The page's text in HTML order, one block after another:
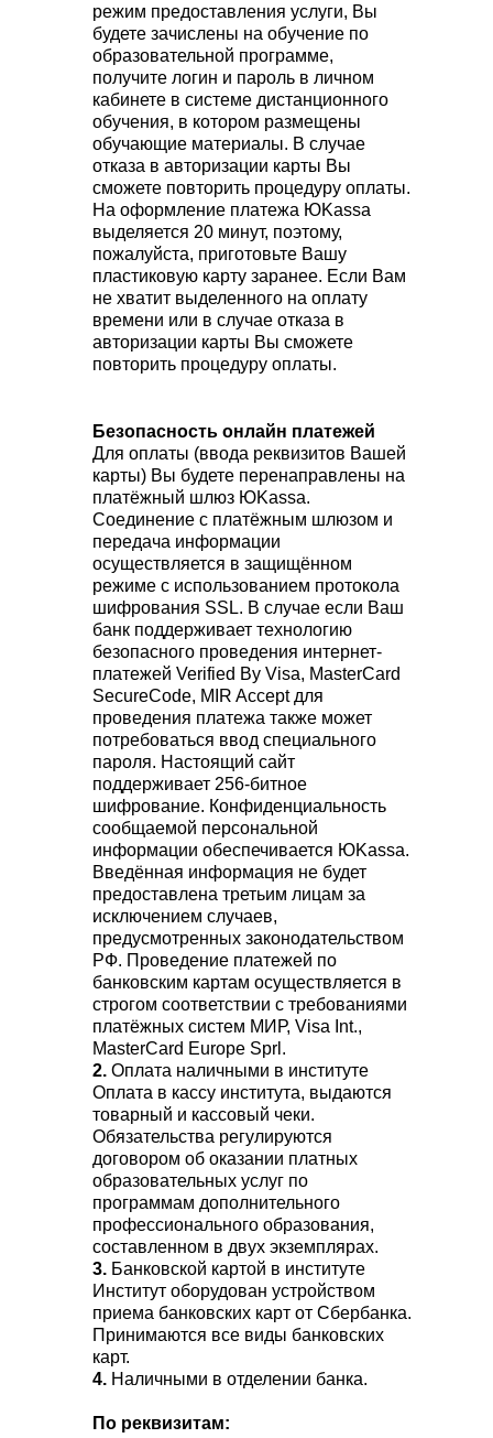
Безопасность онлайн платежей
Для оплаты (ввода реквизитов Вашей
карты) Вы будете перенаправлены на
платёжный шлюз ЮKassa.
Соединение с платёжным шлюзом и
передача информации
осуществляется в защищённом
режиме с использованием протокола
шифрования SSL. В случае если Ваш
банк поддерживает технологию
безопасного проведения интернет-
платежей Verified By Visa, MasterCard
SecureCode, MIR Accept для
проведения платежа также может
потребоваться ввод специального
пароля. Настоящий сайт
поддерживает 256-битное
шифрование. Конфиденциальность
сообщаемой персональной
информации обеспечивается ЮKassa.
Введённая информация не будет
предоставлена третьим лицам за
исключением случаев,
предусмотренных законодательством
РФ. Проведение платежей по
банковским картам осуществляется в
строгом соответствии с требованиями
платёжных систем МИР, Visa Int.,
MasterCard Europe Sprl.
2. Оплата наличными в институте
Оплата в кассу института, выдаются
товарный и кассовый чеки.
Обязательства регулируются
договором об оказании платных
образовательных услуг по
программам дополнительного
профессионального образования,
составленном в двух экземплярах.
3. Банковской картой в институте
Институт оборудован устройством
приема банковских карт от Сбербанка.
Принимаются все виды банковских
карт.
4. Наличными в отделении банка.
По реквизитам:
режим предоставления услуги, Вы
будете зачислены на обучение по
образовательной программе,
получите логин и пароль в личном
кабинете в системе дистанционного
обучения, в котором размещены
обучающие материалы. В случае
отказа в авторизации карты Вы
сможете повторить процедуру оплаты.
На оформление платежа ЮKassa
выделяется 20 минут, поэтому,
пожалуйста, приготовьте Вашу
пластиковую карту заранее. Если Вам
не хватит выделенного на оплату
времени или в случае отказа в
авторизации карты Вы сможете
повторить процедуру оплаты.